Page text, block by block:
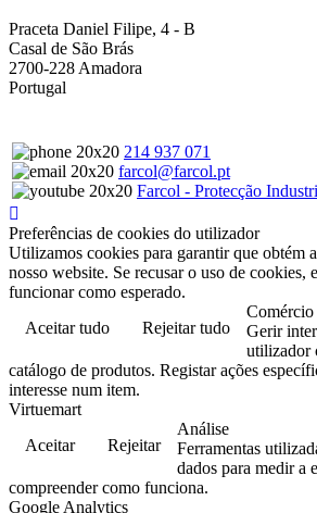
Praceta Daniel Filipe, 4 - B
Casal de São Brás
2700-228 Amadora
Portugal
214 937 071
farcol@farcol.pt
Farcol - Protecção
Preferências de cookies do utilizador
Utilizamos cookies para garantir que obtém
nosso website. Se recusar o uso de cookies,
funcionar como esperado.
Aceitar tudo
Rejeitar tudo
Gerir
utilizador
catálogo de produtos. Registar ações
interesse num item.
Virtuemart
Aceitar
Rejeitar
Análise
Ferramentas
dados para medir a
compreender como funciona.
Google Analytics